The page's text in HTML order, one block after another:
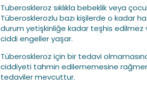
Tuberoskleroz sıklıkla bebeklik veya
Tüberosklerozlu bazı kişilerde o kadar
durum yetişkinliğe kadar teşhis edilmez
ciddi engeller yaşar.
Tüberoskleroz için bir tedavi
ciddiyeti tahmin edilememesine
tedaviler mevcuttur.